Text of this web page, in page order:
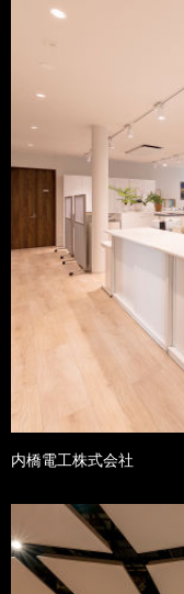
内橋電工株式会社